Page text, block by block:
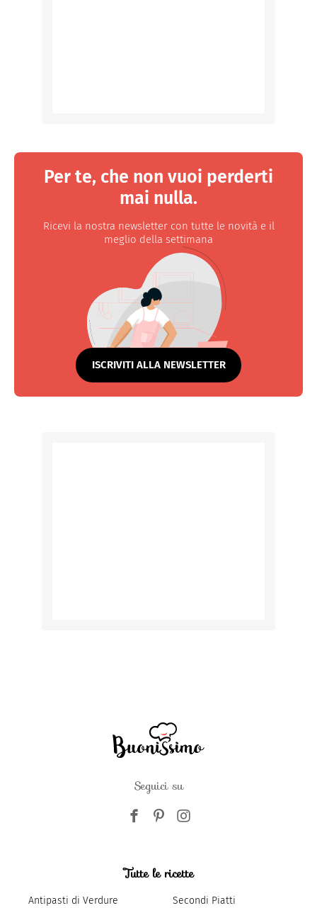
Per te, che non vuoi perderti
mai nulla.
Ricevi la nostra newsletter con tutte le novità e il
meglio della settimana
ISCRIVITI ALLA NEWSLETTER
Seguici su
Tutte le ricette
Antipasti di Verdure
Secondi Piatti